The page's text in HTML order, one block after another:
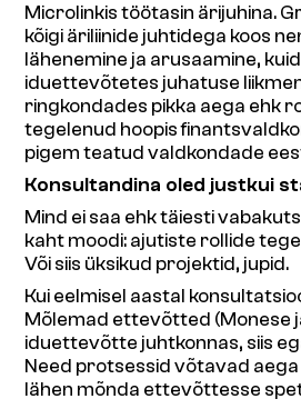
Microlinkis töötasin ärijuhina.
kõigi äriliinide juhtidega koos
lähenemine ja arusaamine,
iduettevõtetes juhatuse
ringkondades pikka aega ehk
tegelenud hoopis
pigem teatud valdkondade
Konsultandina oled justkui
Mind ei saa ehk täiesti
kaht moodi: ajutiste rollide
Või siis üksikud projektid, jupid.
Kui eelmisel aastal
Mõlemad ettevõtted (Monese
iduettevõtte juhtkonnas, siis
Need protsessid võtavad
lähen mõnda ettevõttesse